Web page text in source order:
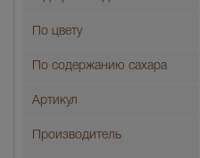
По цвету
По содержанию сахара
Артикул
Производитель